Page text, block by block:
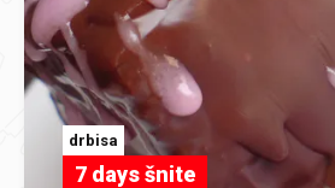
drbisa
7 days šnite